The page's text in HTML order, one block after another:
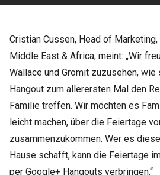
Cristian Cussen, Head of Marketing,
Middle East & Africa, meint: „Wir
Wallace und Gromit zuzusehen,
Hangout zum allerersten Mal den
Familie treffen. Wir möchten es
leicht machen, über die Feiertage
zusammenzukommen. Wer es
Hause schafft, kann die Feiertage
per Google+ Hangouts verbringen.“